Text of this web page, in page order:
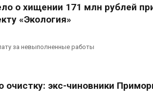
о хищении 171 млн рублей
«Экология»
за невыполненные работы
экс-чиновники
охраны
тюрьмы
Европа теряет
Авг 6, 2026